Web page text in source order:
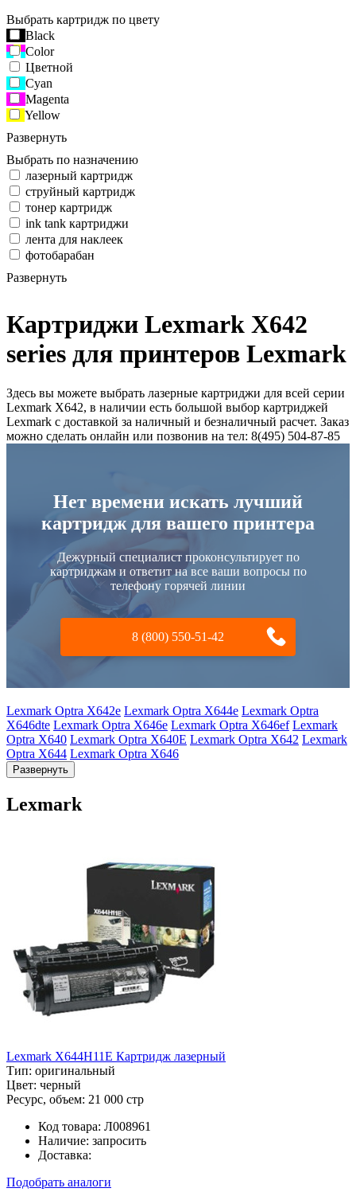
Выбрать картридж по цвету
Black
Color
Цветной
Cyan
Magenta
Yellow
Развернуть
Выбрать по назначению
лазерный картридж
струйный картридж
тонер картридж
ink tank картриджи
лента для наклеек
фотобарабан
Развернуть
Картриджи Lexmark X642
series для принтеров Lexmark
Здесь вы можете выбрать лазерные картриджи для всей серии
Lexmark X642, в наличии есть большой выбор картриджей
Lexmark с доставкой за наличный и безналичный расчет. Заказ
можно сделать онлайн или позвонив на тел: 8(495) 504-87-85
Нет времени искать лучший
картридж для вашего принтера
Дежурный специалист проконсультирует по
картриджам и ответит на все ваши вопросы по
телефону горячей линии
8 (800) 550-51-42
Lexmark Optra X642e Lexmark Optra X644e Lexmark Optra
X646dte Lexmark Optra X646e Lexmark Optra X646ef Lexmark
Optra X640 Lexmark Optra X640E Lexmark Optra X642 Lexmark
Optra X644 Lexmark Optra X646
Развернуть
Lexmark
Lexmark X644H11E Картридж лазерный
Тип: оригинальный
Цвет: черный
Ресурс, объем: 21 000 стр
Код товара: Л008961
Наличие: запросить
Доставка:
Подобрать аналоги